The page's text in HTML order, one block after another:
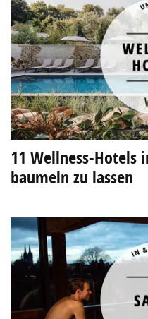
11 Wellness-Hotels
baumeln zu lassen